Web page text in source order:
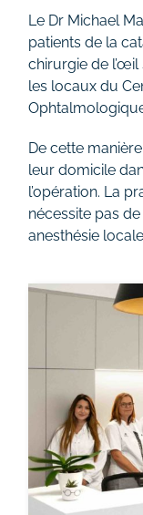
Tarifs
Contact
Le Dr Michael
patients de la
chirurgie de l’œil
les locaux du
De cette
leur domicile
l’opération. La
nécessite pas
anesthésie